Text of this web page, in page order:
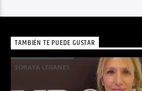
TAMBIÉN TE PUEDE GUSTAR
SORAYA LEGANES